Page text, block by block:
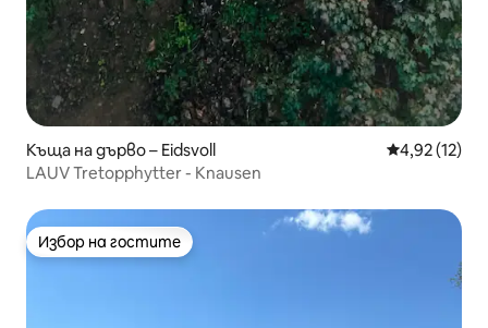
Къща на дърво – Eidsvoll Средна
4,92 (12)
LAUV Tretopphytter - Knausen
Избор на гостите
Избор на гостите